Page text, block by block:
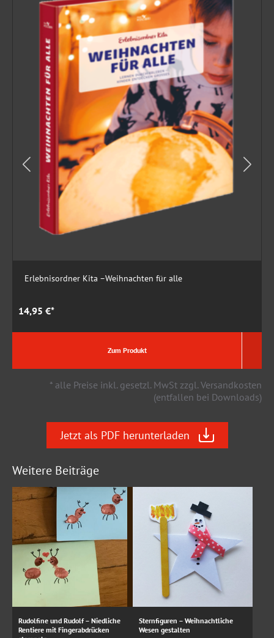
Erlebnisordner Kita –Weihnachten für alle
14,95 €*
Zum Produkt
* alle Preise inkl. gesetzl. MwSt zzgl. Versandkosten
(entfallen bei Downloads)
Jetzt als PDF herunterladen
Weitere Beiträge
Rudolfine und Rudolf – Niedliche
Rentiere mit Fingerabdrücken
Sternfiguren – Weihnachtliche
Wesen gestalten